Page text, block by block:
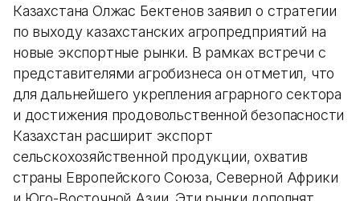
Казахстана Олжас Бектенов заявил о стратегии
по выходу казахстанских агропредприятий на
новые экспортные рынки. В рамках встречи с
представителями агробизнеса он отметил, что
для дальнейшего укрепления аграрного сектора
и достижения продовольственной безопасности
Казахстан расширит экспорт
сельскохозяйственной продукции, охватив
страны Европейского Союза, Северной Африки